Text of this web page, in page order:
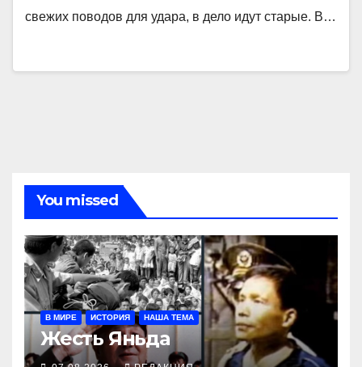
свежих поводов для удара, в дело идут старые. В…
You missed
В МИРЕ ИСТОРИЯ НАША ТЕМА
Жесть Яньда